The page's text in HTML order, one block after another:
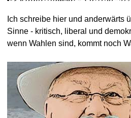
Ich schreibe hier und anderwärts
Sinne - kritisch, liberal und
wenn Wahlen sind, kommt noch